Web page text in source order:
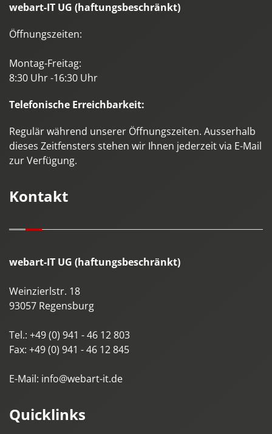
webart-IT UG (haftungsbeschränkt)
Öffnungszeiten:
Montag-Freitag:
8:30 Uhr -16:30 Uhr
Telefonische Erreichbarkeit:
Regulär während unserer Öffnungszeiten. Ausserhalb
dieses Zeitfensters stehen wir Ihnen jederzeit via E-Mail
zur Verfügung.
Kontakt
webart-IT UG (haftungsbeschränkt)
Weinzierlstr. 18
93057 Regensburg
Tel.: +49 (0) 941 - 46 12 803
Fax: +49 (0) 941 - 46 12 845
E-Mail: info@webart-it.de
Quicklinks